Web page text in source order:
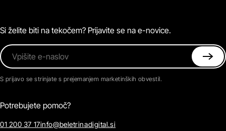
Kontaktirajte nas
Si želite biti na tekočem? Prijavite se na e-novice.
Vpišite e-naslov
S prijavo se strinjate s prejemanjem marketinških obvestil.
Potrebujete pomoč?
01 200 37 17info@beletrinadigital.si